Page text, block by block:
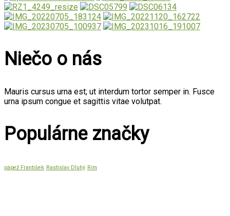
Niečo o nás
Mauris cursus urna est; ut interdum tortor semper in. Fusce
urna ipsum congue et sagittis vitae volutpat.
Populárne značky
pápež František Rastislav Dluhý Rím